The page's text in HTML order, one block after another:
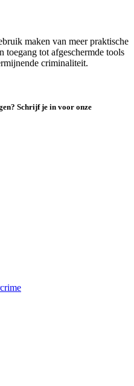
maken van meer praktische
toegang tot afgeschermde tools
criminaliteit.
Schrijf je in voor onze